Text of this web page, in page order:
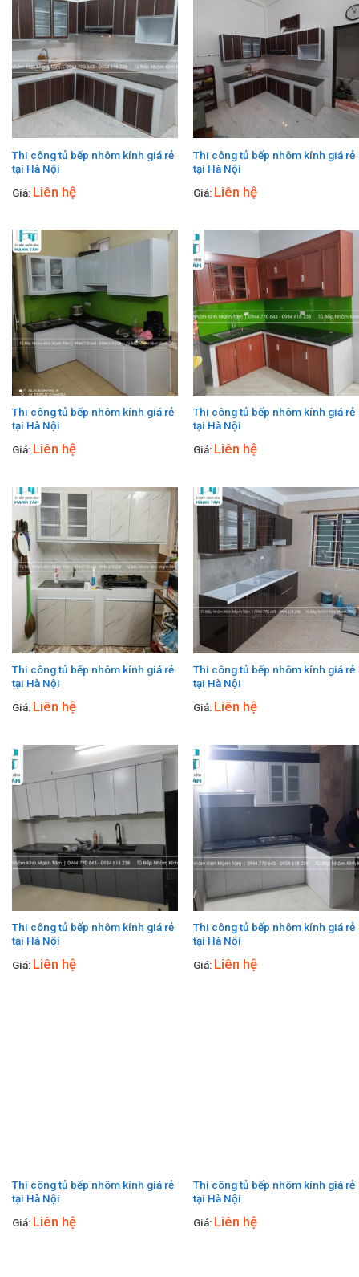
Thi công tủ bếp nhôm kính giá rẻ
tại Hà Nội
Giá: Liên hệ
Thi công tủ bếp nhôm kính giá rẻ
tại Hà Nội
Giá: Liên hệ
Thi công tủ bếp nhôm kính giá rẻ
tại Hà Nội
Giá: Liên hệ
Thi công tủ bếp nhôm kính giá rẻ
tại Hà Nội
Giá: Liên hệ
Thi công tủ bếp nhôm kính giá rẻ
tại Hà Nội
Giá: Liên hệ
Thi công tủ bếp nhôm kính giá rẻ
tại Hà Nội
Giá: Liên hệ
Thi công tủ bếp nhôm kính giá rẻ
tại Hà Nội
Giá: Liên hệ
Thi công tủ bếp nhôm kính giá rẻ
tại Hà Nội
Giá: Liên hệ
Thi công tủ bếp nhôm kính giá rẻ
tại Hà Nội
Giá: Liên hệ
Thi công tủ bếp nhôm kính giá rẻ
tại Hà Nội
Giá: Liên hệ